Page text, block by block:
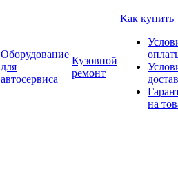
Оборудование
для
автосервиса
Кузовной
ремонт
Как купить
на